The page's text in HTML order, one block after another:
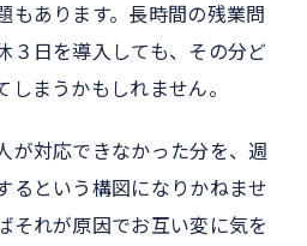
もあります。長時間の残業問
３日を導入しても、その分ど
まうかもしれません。
が対応できなかった分を、週
るという構図になりかねませ
それが原因でお互い変に気を